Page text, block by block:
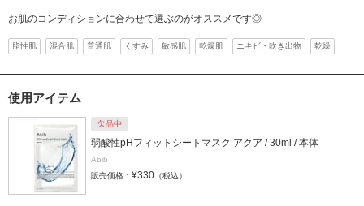
お肌のコンディションに合わせて選ぶのがオススメです◎
脂性肌 混合肌 普通肌 くすみ 敏感肌 乾燥肌 ニキビ・吹き出物 乾燥
使用アイテム
欠品中
弱酸性pHフィットシートマスク アクア / 30ml / 本体
Abib
販売価格： ¥330 （税込）